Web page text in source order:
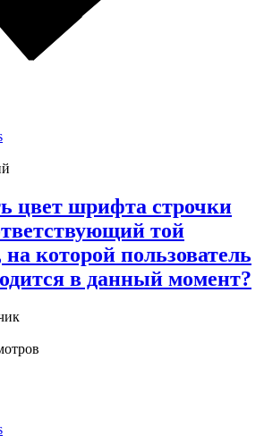
цвет шрифта строчки
той
которой пользователь
в данный момент?